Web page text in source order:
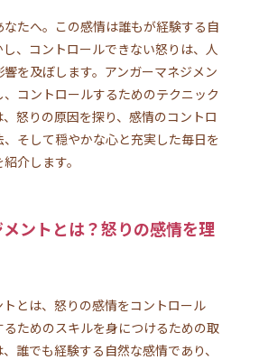
たへ。この感情は誰もが経験する自
、コントロールできない怒りは、人
を及ぼします。アンガーマネジメン
、コントロールするためのテクニック
怒りの原因を探り、感情のコントロ
そして穏やかな心と充実した毎日を
介します。
ントとは？怒りの感情を理
とは、怒りの感情をコントロール
るためのスキルを身につけるための取
誰でも経験する自然な感情であり、